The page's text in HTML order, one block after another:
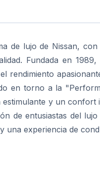
de lujo de Nissan,
Fundada en
rendimiento
en torno a la
y un
de entusiastas del
una experiencia de